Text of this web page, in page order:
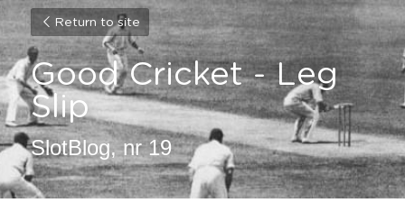
Return to site
Good Cricket - Leg
Slip
SlotBlog, nr 19